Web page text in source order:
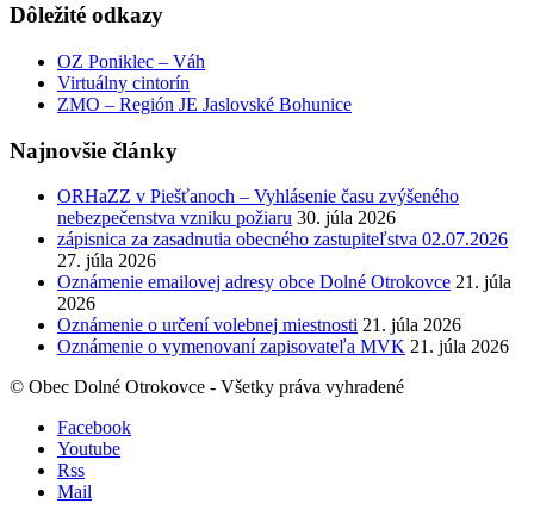
Dôležité odkazy
OZ Poniklec – Váh
Virtuálny cintorín
ZMO – Región JE Jaslovské Bohunice
Najnovšie články
ORHaZZ v Piešťanoch – Vyhlásenie času zvýšeného
nebezpečenstva vzniku požiaru 30. júla 2026
zápisnica za zasadnutia obecného zastupiteľstva 02.07.2026
27. júla 2026
Oznámenie emailovej adresy obce Dolné Otrokovce 21. júla
2026
Oznámenie o určení volebnej miestnosti 21. júla 2026
Oznámenie o vymenovaní zapisovateľa MVK 21. júla 2026
© Obec Dolné Otrokovce - Všetky práva vyhradené
Facebook
Youtube
Rss
Mail